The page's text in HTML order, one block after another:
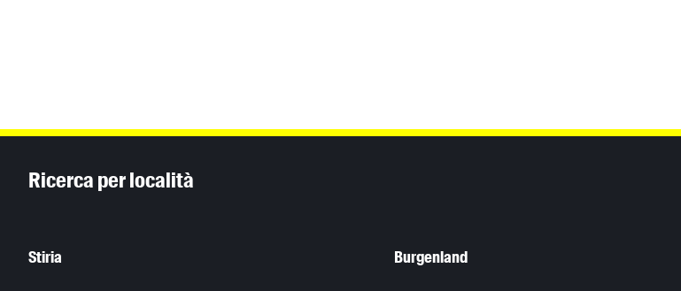
Ricerca per località
Stiria Burgenland